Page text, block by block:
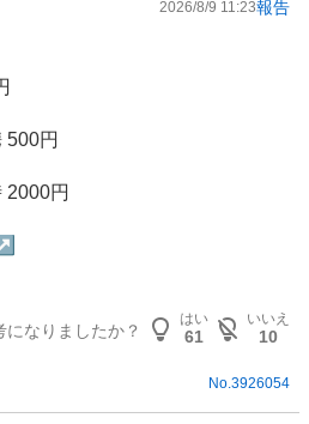
2026/8/9 11:23報告
500円
2000円
になりましたか？
はい
61
いいえ
10
No. 3926054